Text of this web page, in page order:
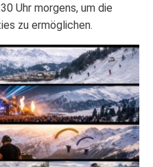
Uhr morgens, um die
zu ermöglichen.